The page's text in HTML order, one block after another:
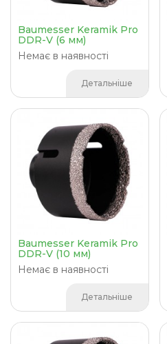
Baumesser Keramik Pro
DDR-V (6 мм)
Немає в наявності
Детальніше
Baumesser Keramik Pro
DDR-V (10 мм)
Немає в наявності
Детальніше